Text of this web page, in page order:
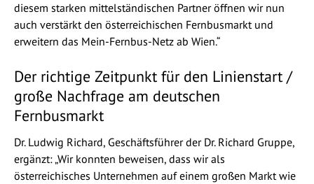
diesem starken mittelständischen Partner öffnen wir nun
auch verstärkt den österreichischen Fernbusmarkt und
erweitern das Mein-Fernbus-Netz ab Wien.“
Der richtige Zeitpunkt für den Linienstart /
große Nachfrage am deutschen
Fernbusmarkt
Dr. Ludwig Richard, Geschäftsführer der Dr. Richard Gruppe,
ergänzt: „Wir konnten beweisen, dass wir als
österreichisches Unternehmen auf einem großen Markt wie